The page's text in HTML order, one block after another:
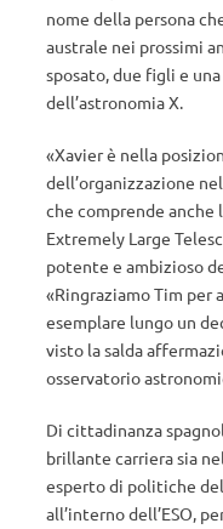
nome della persona
australe nei prossimi
sposato, due figli e
dell’astronomia X.
«Xavier è nella
dell’organizzazione
che comprende anche
Extremely Large
potente e ambizioso
«Ringraziamo Tim per
esemplare lungo un
visto la salda
osservatorio
Di cittadinanza
brillante carriera sia
esperto di politiche
all’interno dell’ESO,